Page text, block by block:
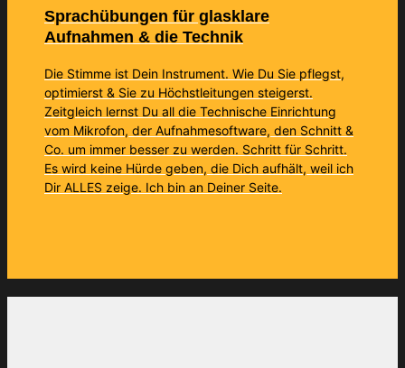
Sprachübungen für glasklare
Aufnahmen & die Technik
Die Stimme ist Dein Instrument. Wie Du Sie pflegst,
optimierst & Sie zu Höchstleitungen steigerst.
Zeitgleich lernst Du all die Technische Einrichtung
vom Mikrofon, der Aufnahmesoftware, den Schnitt &
Co. um immer besser zu werden. Schritt für Schritt.
Es wird keine Hürde geben, die Dich aufhält, weil ich
Dir ALLES zeige. Ich bin an Deiner Seite.